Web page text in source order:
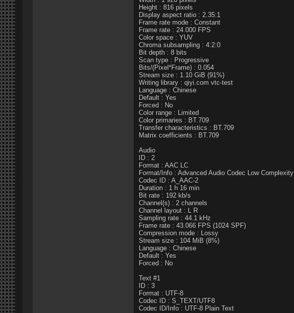
Height : 816 pixels
Display aspect ratio : 2.35:1
Frame rate mode : Constant
Frame rate : 24.000 FPS
Color space : YUV
Chroma subsampling : 4:2:0
Bit depth : 8 bits
Scan type : Progressive
Bits/(Pixel*Frame) : 0.054
Stream size : 1.10 GiB (91%)
Writing library : qiyi.com vtc-test
Language : Chinese
Default : Yes
Forced : No
Color range : Limited
Color primaries : BT.709
Transfer characteristics : BT.709
Matrix coefficients : BT.709
Audio
ID : 2
Format : AAC LC
Format/Info : Advanced Audio Codec Low Complexity
Codec ID : A_AAC-2
Duration : 1 h 16 min
Bit rate : 192 kb/s
Channel(s) : 2 channels
Channel layout : L R
Sampling rate : 44.1 kHz
Frame rate : 43.066 FPS (1024 SPF)
Compression mode : Lossy
Stream size : 104 MiB (8%)
Language : Chinese
Default : Yes
Forced : No
Text #1
ID : 3
Format : UTF-8
Codec ID : S_TEXT/UTF8
Codec ID/Info : UTF-8 Plain Text